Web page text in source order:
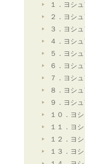
１．ヨシ
２．ヨシ
３．ヨシ
４．ヨシ
５．ヨシ
６．ヨシ
７．ヨシ
８．ヨシ
９．ヨシ
１０．ヨ
１１．ヨ
１２．ヨ
１３．ヨ